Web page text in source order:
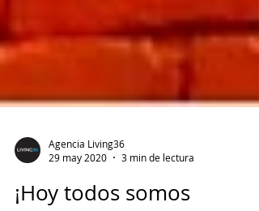
Agencia Living36
29 may 2020
3 min de lectura